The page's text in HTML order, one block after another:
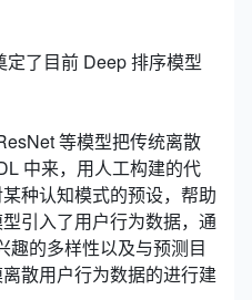
了目前 Deep 排序模型
等模型把传统离散
中来，用人工构建的代
种认知模式的预设，帮助
引入了用户行为数据，通
趣的多样性以及与预测目
散用户行为数据的进行建